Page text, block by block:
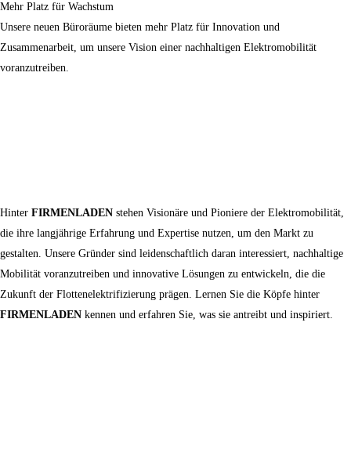
Mehr Platz für Wachstum
Unsere neuen Büroräume bieten mehr Platz für Innovation und
Zusammenarbeit, um unsere Vision einer nachhaltigen Elektromobilität
voranzutreiben.
Hinter FIRMENLADEN stehen Visionäre und Pioniere der Elektromobilität,
die ihre langjährige Erfahrung und Expertise nutzen, um den Markt zu
gestalten. Unsere Gründer sind leidenschaftlich daran interessiert, nachhaltige
Mobilität voranzutreiben und innovative Lösungen zu entwickeln, die die
Zukunft der Flottenelektrifizierung prägen. Lernen Sie die Köpfe hinter
FIRMENLADEN kennen und erfahren Sie, was sie antreibt und inspiriert.